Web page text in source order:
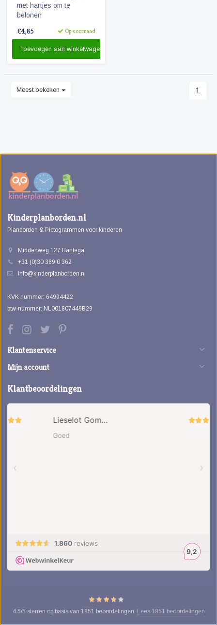
met hartjes om te
belonen
€4,85 Op voorraad
Toevoegen aan winkelwagen
Meest bekeken 1
Kinderplanborden.nl
Planborden & Pictogrammen voor kinderen
Middenweg 127 Bantega
+31 (0)30 369 0 362
info@kinderplanborden.nl
KVK nummer: 64994422
btw-nummer: NL001807449B29
Klantenservice
Mijn account
Klantbeoordelingen
4.5/5 sterren op basis van 1851 beoordelingen. Lees 1851 beoordelingen